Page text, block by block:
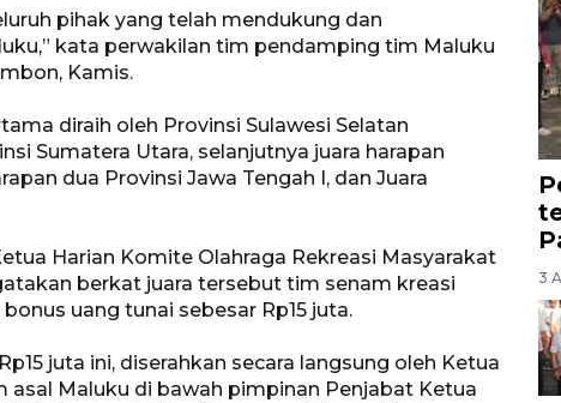
pihak yang telah mendukung dan
kata perwakilan tim pendamping tim Maluku
Kamis.
diraih oleh Provinsi Sulawesi Selatan
Sumatera Utara, selanjutnya juara harapan
dua Provinsi Jawa Tengah I, dan Juara
Harian Komite Olahraga Rekreasi Masyarakat
berkat juara tersebut tim senam kreasi
uang tunai sebesar Rp15 juta.
juta ini, diserahkan secara langsung oleh Ketua
asal Maluku di bawah pimpinan Penjabat Ketua
3